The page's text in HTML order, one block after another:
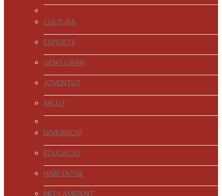
CULTURA
ESPORTS
GENT GRAN
JOVENTUT
SALUT
DIVER[SOS]
EDUCACIÓ
HABITATGE
MEDI AMBIENT